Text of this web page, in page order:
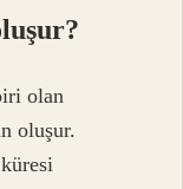
olan
oluşur.